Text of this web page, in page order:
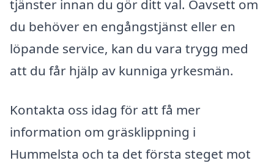
tjänster innan du gör ditt val. Oavsett om
du behöver en engångstjänst eller en
löpande service, kan du vara trygg med
att du får hjälp av kunniga yrkesmän.
Kontakta oss idag för att få mer
information om gräsklippning i
Hummelsta och ta det första steget mot